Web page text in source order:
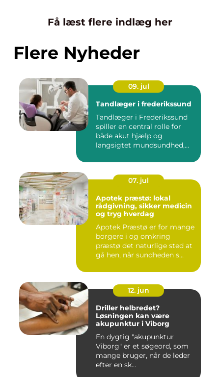
Få læst flere indlæg her
Flere Nyheder
09. jul
Tandlæger i frederikssund
Tandlæger i Frederikssund
spiller en central rolle for
både akut hjælp og
langsigtet mundsundhed,
07. jul
Apotek præstø: lokal
rådgivning, sikker medicin
og tryg hverdag
Apotek Præstø er for mange
borgere i og omkring
præstø det naturlige sted at
gå hen, når sundheden s...
12. jun
Driller helbredet?
Løsningen kan være
akupunktur i Viborg
En dygtig "akupunktur
Viborg" er et søgeord, som
mange bruger, når de leder
efter en sk...